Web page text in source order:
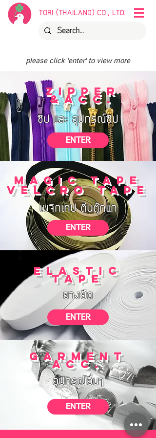
TORI (THAILAND) CO., LTD.
please click 'enter' to view more
ZIPPER
&ACC.
ซิป และ อุปกรณ์ซิป
ENTER
MAGIC TAPE
VELCRO TAPE
เมจิกเทป ตีนตุ๊กแก
ENTER
ELASTIC
TAPE
ยางยืด
ENTER
GARMENT
ACC.
อุปกรณ์อื่นๆ
ENTER